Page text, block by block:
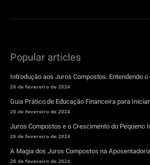
Popular articles
Introdução aos Juros Compostos: Entendendo o
26 de fevereiro de 2024
Guia Prático de Educação Financeira para
26 de fevereiro de 2024
Juros Compostos e o Crescimento do Pequeno
26 de fevereiro de 2024
A Magia dos Juros Compostos na
26 de fevereiro de 2024